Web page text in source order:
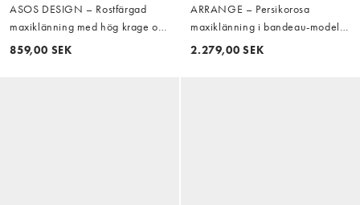
ASOS DESIGN – Rostfärgad
maxiklänning med hög krage och
klockad kjol
859,00 SEK
ARRANGE – Persikorosa
maxiklänning i bandeau-modell
med abstrakta, utskurna detaljer
2.279,00 SEK